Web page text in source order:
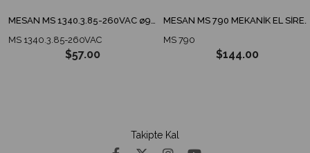
MESAN MS 1340.3.85-260VAC ø90 ENDÜSTRİYEL İKAZ LAMBA TABAN MONTAJ
MS 1340.3.85-260VAC
$57.00
MESAN MS 790 MEKANİK EL SİRENİ
MS 790
$144.00
Takipte Kal